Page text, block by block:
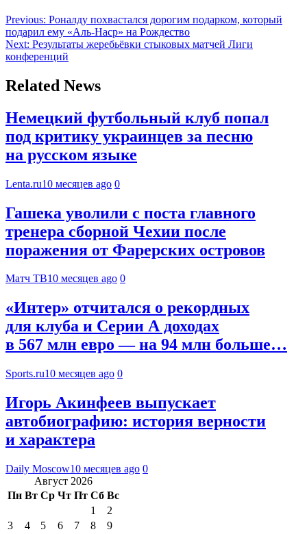
Previous: Роналду похвастался дорогим подарком, который
подарил ему «Аль-Наср» на Рождество
Next: Результаты жеребьёвки стыковых матчей Лиги
конференций
Related News
Немецкий футбольный клуб попал
под критику украинцев за песню
на русском языке
Lenta.ru10 месяцев ago 0
Гашека уволили с поста главного
тренера сборной Чехии после
поражения от Фарерских островов
Матч ТВ10 месяцев ago 0
«Интер» отчитался о рекордных
для клуба и Серии А доходах
в 567 млн евро — на 94 млн больше…
Sports.ru10 месяцев ago 0
Игорь Акинфеев выпускает
автобиографию: история верности
и характера
Daily Moscow10 месяцев ago 0
Август 2026
Пн Вт Ср Чт Пт Сб Вс
1
2
3
4 5 6 7 8
9